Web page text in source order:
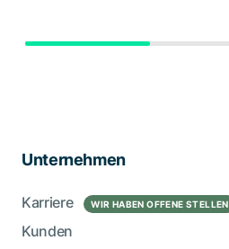
Unternehmen
Karriere WIR HABEN OFFENE STELLEN
Kunden